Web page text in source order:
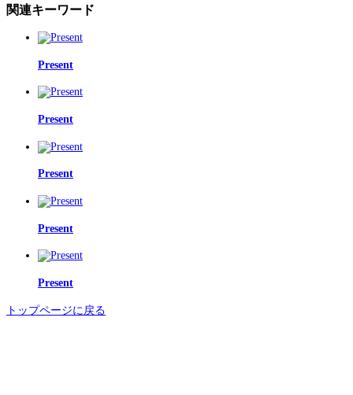
関連キーワード
Present
Present
Present
Present
Present
トップページに戻る